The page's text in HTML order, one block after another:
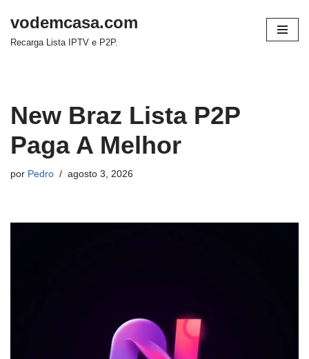
Pular
vodemcasa.com
Recarga Lista IPTV e P2P.
New Braz Lista P2P
Paga A Melhor
por Pedro agosto 3, 2026